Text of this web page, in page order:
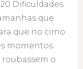
Dificuldades.
que
que no cimo
momentos.
o